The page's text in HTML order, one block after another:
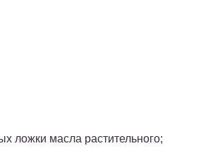
ложки масла растительного;